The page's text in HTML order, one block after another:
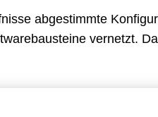
abgestimmte
vernetzt.
schon oft bewährten